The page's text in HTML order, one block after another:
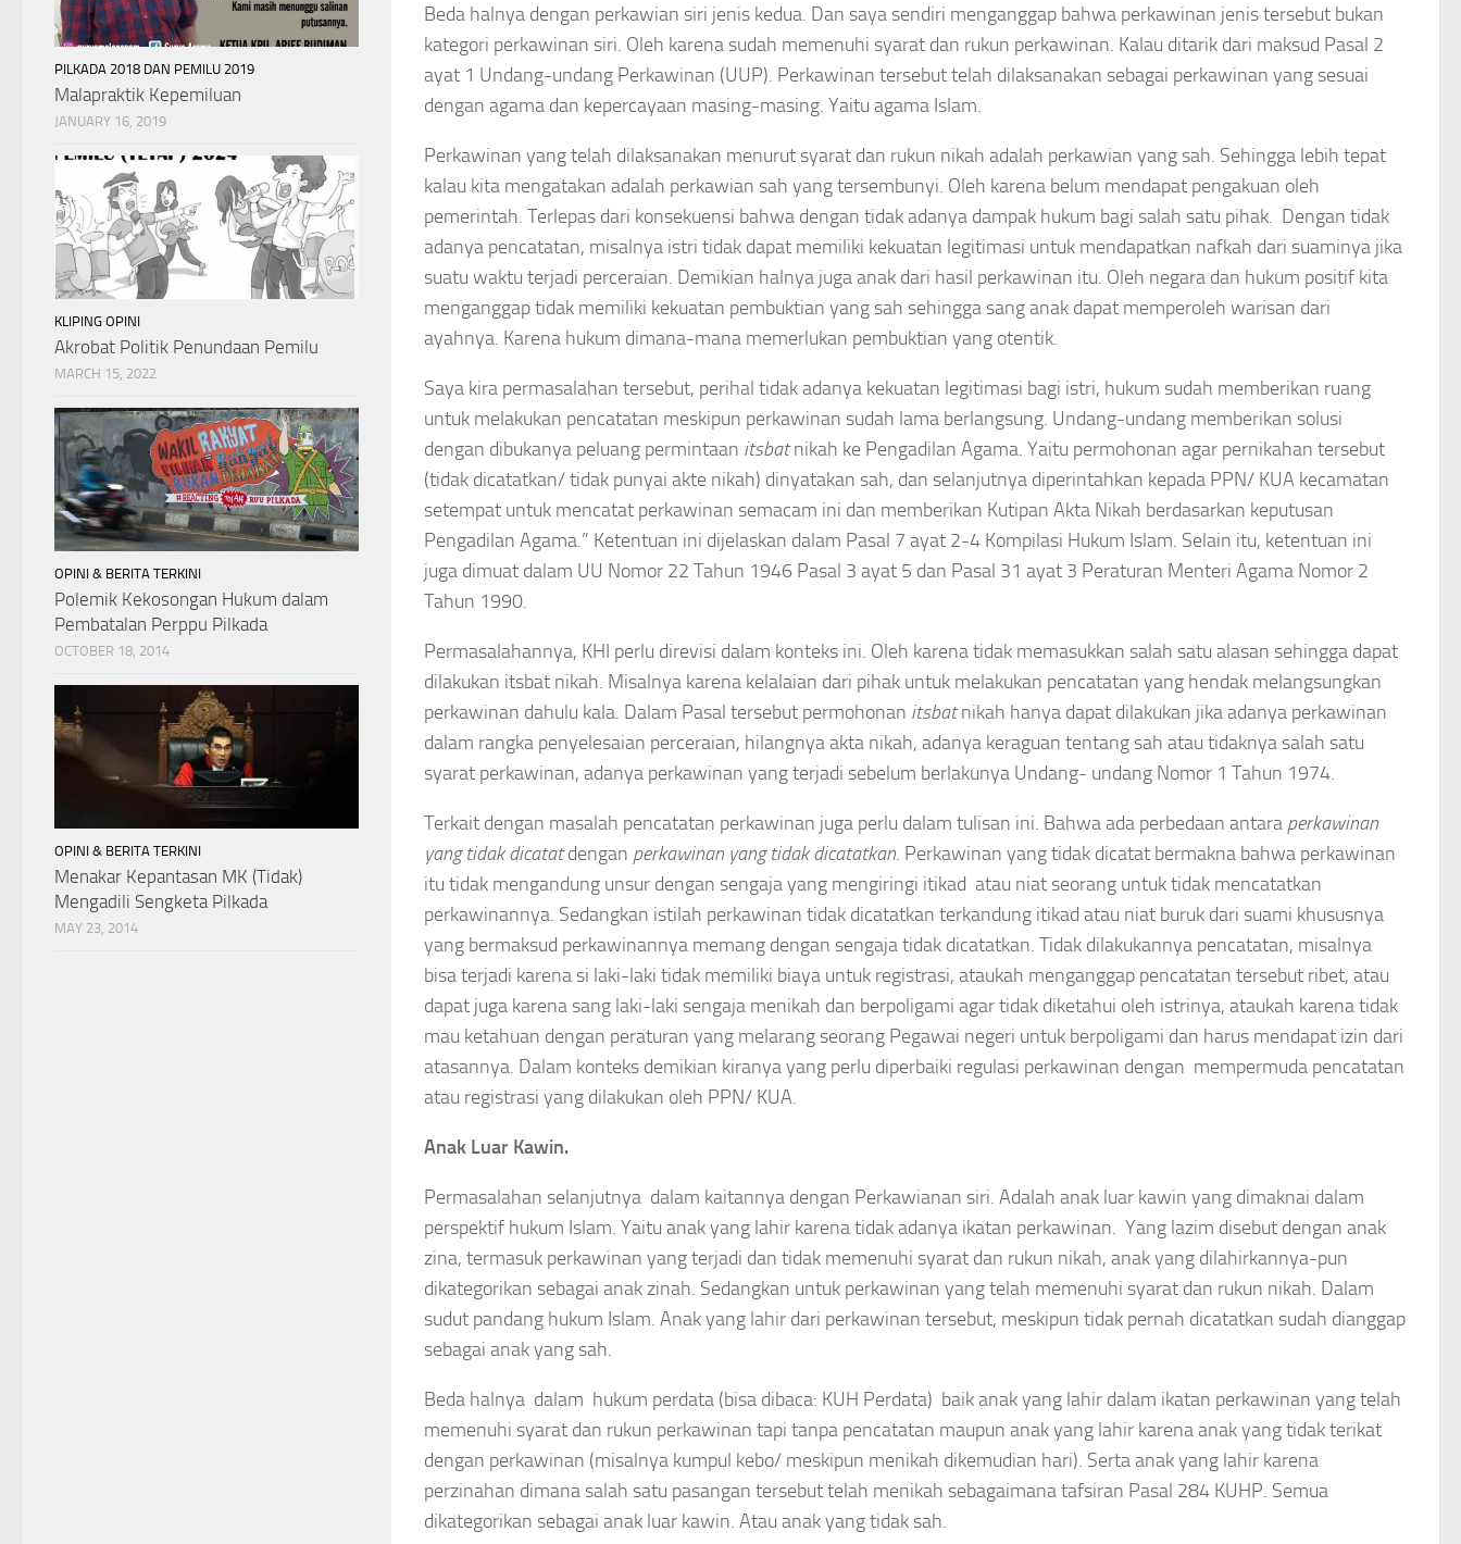
Beda halnya dengan perkawian siri jenis kedua. Dan saya sendiri menganggap bahwa perkawinan jenis tersebut bukan
kategori perkawinan siri. Oleh karena sudah memenuhi syarat dan rukun perkawinan. Kalau ditarik dari maksud Pasal 2
ayat 1 Undang-undang Perkawinan (UUP). Perkawinan tersebut telah dilaksanakan sebagai perkawinan yang sesuai
dengan agama dan kepercayaan masing-masing. Yaitu agama Islam.
Perkawinan yang telah dilaksanakan menurut syarat dan rukun nikah adalah perkawian yang sah. Sehingga lebih tepat
kalau kita mengatakan adalah perkawian sah yang tersembunyi. Oleh karena belum mendapat pengakuan oleh
pemerintah. Terlepas dari konsekuensi bahwa dengan tidak adanya dampak hukum bagi salah satu pihak. Dengan tidak
adanya pencatatan, misalnya istri tidak dapat memiliki kekuatan legitimasi untuk mendapatkan nafkah dari suaminya jika
suatu waktu terjadi perceraian. Demikian halnya juga anak dari hasil perkawinan itu. Oleh negara dan hukum positif kita
menganggap tidak memiliki kekuatan pembuktian yang sah sehingga sang anak dapat memperoleh warisan dari
ayahnya. Karena hukum dimana-mana memerlukan pembuktian yang otentik.
Saya kira permasalahan tersebut, perihal tidak adanya kekuatan legitimasi bagi istri, hukum sudah memberikan ruang
untuk melakukan pencatatan meskipun perkawinan sudah lama berlangsung. Undang-undang memberikan solusi
dengan dibukanya peluang permintaan itsbatnikah ke Pengadilan Agama. Yaitu permohonan agar pernikahan tersebut
(tidak dicatatkan/ tidak punyai akte nikah) dinyatakan sah, dan selanjutnya diperintahkan kepada PPN/ KUA kecamatan
setempat untuk mencatat perkawinan semacam ini dan memberikan Kutipan Akta Nikah berdasarkan keputusan
Pengadilan Agama.” Ketentuan ini dijelaskan dalam Pasal 7 ayat 2-4 Kompilasi Hukum Islam. Selain itu, ketentuan ini
juga dimuat dalam UU Nomor 22 Tahun 1946 Pasal 3 ayat 5 dan Pasal 31 ayat 3 Peraturan Menteri Agama Nomor 2
Tahun 1990.
Permasalahannya, KHI perlu direvisi dalam konteks ini. Oleh karena tidak memasukkan salah satu alasan sehingga dapat
dilakukan itsbat nikah. Misalnya karena kelalaian dari pihak untuk melakukan pencatatan yang hendak melangsungkan
perkawinan dahulu kala. Dalam Pasal tersebut permohonan itsbatnikah hanya dapat dilakukan jika adanya perkawinan
dalam rangka penyelesaian perceraian, hilangnya akta nikah, adanya keraguan tentang sah atau tidaknya salah satu
syarat perkawinan, adanya perkawinan yang terjadi sebelum berlakunya Undang- undang Nomor 1 Tahun 1974.
Terkait dengan masalah pencatatan perkawinan juga perlu dalam tulisan ini. Bahwa ada perbedaan antara perkawinan
yang tidak dicatatdengan perkawinan yang tidak dicatatkan. Perkawinan yang tidak dicatat bermakna bahwa perkawinan
itu tidak mengandung unsur dengan sengaja yang mengiringi itikad atau niat seorang untuk tidak mencatatkan
perkawinannya. Sedangkan istilah perkawinan tidak dicatatkan terkandung itikad atau niat buruk dari suami khususnya
yang bermaksud perkawinannya memang dengan sengaja tidak dicatatkan. Tidak dilakukannya pencatatan, misalnya
bisa terjadi karena si laki-laki tidak memiliki biaya untuk registrasi, ataukah menganggap pencatatan tersebut ribet, atau
dapat juga karena sang laki-laki sengaja menikah dan berpoligami agar tidak diketahui oleh istrinya, ataukah karena tidak
mau ketahuan dengan peraturan yang melarang seorang Pegawai negeri untuk berpoligami dan harus mendapat izin dari
atasannya. Dalam konteks demikian kiranya yang perlu diperbaiki regulasi perkawinan dengan mempermuda pencatatan
atau registrasi yang dilakukan oleh PPN/ KUA.
Anak Luar Kawin.
Permasalahan selanjutnya dalam kaitannya dengan Perkawianan siri. Adalah anak luar kawin yang dimaknai dalam
perspektif hukum Islam. Yaitu anak yang lahir karena tidak adanya ikatan perkawinan. Yang lazim disebut dengan anak
zina, termasuk perkawinan yang terjadi dan tidak memenuhi syarat dan rukun nikah, anak yang dilahirkannya-pun
dikategorikan sebagai anak zinah. Sedangkan untuk perkawinan yang telah memenuhi syarat dan rukun nikah. Dalam
sudut pandang hukum Islam. Anak yang lahir dari perkawinan tersebut, meskipun tidak pernah dicatatkan sudah dianggap
sebagai anak yang sah.
Beda halnya dalam hukum perdata (bisa dibaca: KUH Perdata) baik anak yang lahir dalam ikatan perkawinan yang telah
memenuhi syarat dan rukun perkawinan tapi tanpa pencatatan maupun anak yang lahir karena anak yang tidak terikat
dengan perkawinan (misalnya kumpul kebo/ meskipun menikah dikemudian hari). Serta anak yang lahir karena
perzinahan dimana salah satu pasangan tersebut telah menikah sebagaimana tafsiran Pasal 284 KUHP. Semua
dikategorikan sebagai anak luar kawin. Atau anak yang tidak sah.
PILKADA 2018 DAN PEMILU 2019
Malapraktik Kepemiluan
JANUARY 16, 2019
KLIPING OPINI
Akrobat Politik Penundaan Pemilu
MARCH 15, 2022
OPINI & BERITA TERKINI
Polemik Kekosongan Hukum dalam
Pembatalan Perppu Pilkada
OCTOBER 18, 2014
OPINI & BERITA TERKINI
Menakar Kepantasan MK (Tidak)
Mengadili Sengketa Pilkada
MAY 23, 2014